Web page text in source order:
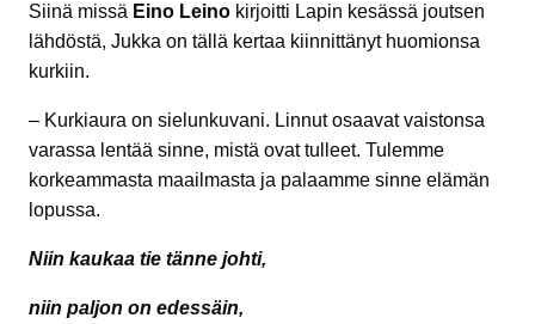
Siinä missä Eino Leino kirjoitti Lapin kesässä joutsen
lähdöstä, Jukka on tällä kertaa kiinnittänyt huomionsa
kurkiin.
– Kurkiaura on sielunkuvani. Linnut osaavat vaistonsa
varassa lentää sinne, mistä ovat tulleet. Tulemme
korkeammasta maailmasta ja palaamme sinne elämän
lopussa.
Niin kaukaa tie tänne johti,
niin paljon on edessäin,